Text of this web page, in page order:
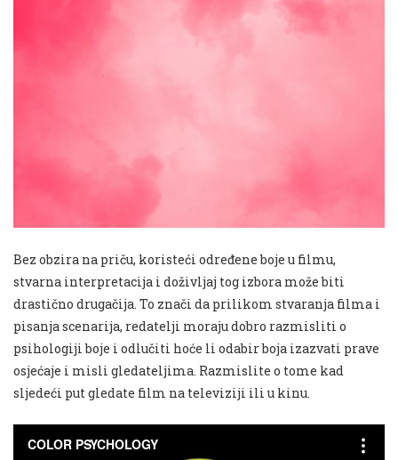
Bez obzira na priču, koristeći određene boje u filmu,
stvarna interpretacija i doživljaj tog izbora može biti
drastično drugačija. To znači da prilikom stvaranja filma i
pisanja scenarija, redatelji moraju dobro razmisliti o
psihologiji boje i odlučiti hoće li odabir boja izazvati prave
osjećaje i misli gledateljima. Razmislite o tome kad
sljedeći put gledate film na televiziji ili u kinu.